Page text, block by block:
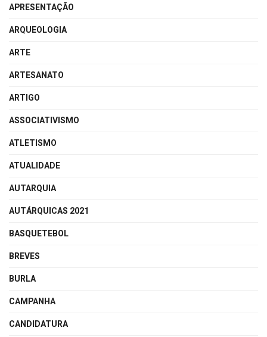
APRESENTAÇÃO
ARQUEOLOGIA
ARTE
ARTESANATO
ARTIGO
ASSOCIATIVISMO
ATLETISMO
ATUALIDADE
AUTARQUIA
AUTÁRQUICAS 2021
BASQUETEBOL
BREVES
BURLA
CAMPANHA
CANDIDATURA